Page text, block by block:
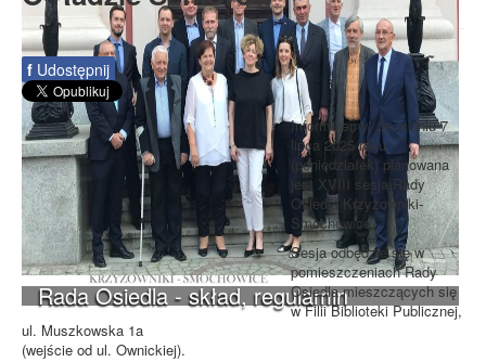
Rada Seniorów
Rada Osiedla - skład, regulamin
f Udostępnij
Informujemy, że w dniu 7
lipca 2025 roku
(poniedziałek) planowana
jest XVIII sesja Rady
Osiedla Krzyżowniki-
Smochowice.
Sesja odbędzie się w
pomieszczeniach Rady
Osiedla mieszczących się
w Filii Biblioteki Publicznej,
ul. Muszkowska 1a
(wejście od ul. Ownickiej).